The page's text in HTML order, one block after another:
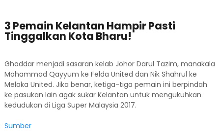
3 Pemain Kelantan Hampir Pasti
Tinggalkan Kota Bharu!
Ghaddar menjadi sasaran kelab Johor Darul Tazim, manakala
Mohammad Qayyum ke Felda United dan Nik Shahrul ke
Melaka United. Jika benar, ketiga-tiga pemain ini berpindah
ke pasukan lain agak sukar Kelantan untuk mengukuhkan
kedudukan di Liga Super Malaysia 2017.
Sumber